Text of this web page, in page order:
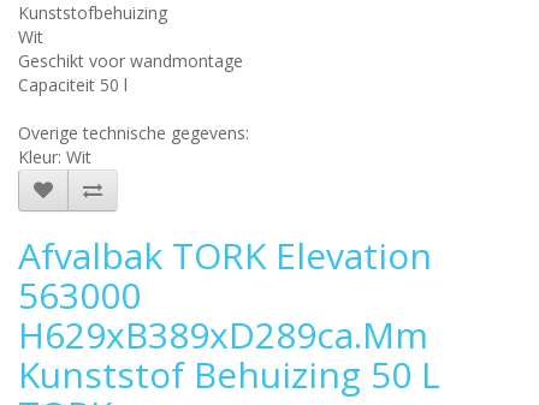
Kunststofbehuizing
Wit
Geschikt voor wandmontage
Capaciteit 50 l
Overige technische gegevens:
Kleur: Wit
Afvalbak TORK Elevation
563000
H629xB389xD289ca.mm
Kunststof Behuizing 50 L